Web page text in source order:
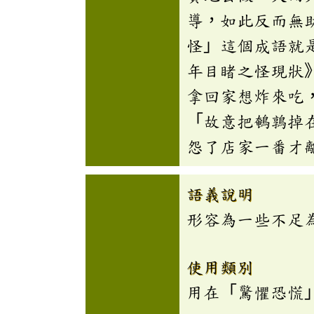
導，如此反而無
怪」這個成語就
年目睹之怪現狀
拿回家想炸來吃
「故意把鵪鶉
怨了店家一番才
語義說明
形容為一些不足
使用類別
用在「驚懼恐慌